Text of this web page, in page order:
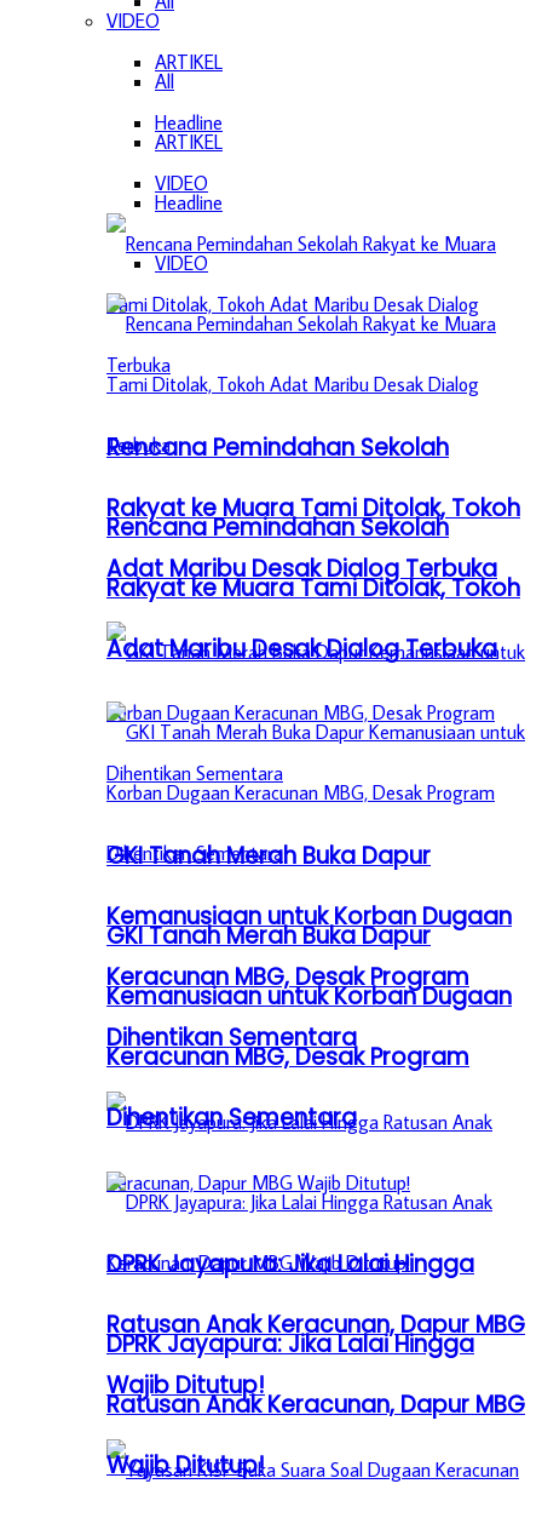
ARTIKEL
Headline
VIDEO
Rencana Pemindahan Sekolah
Rakyat ke Muara Tami Ditolak, Tokoh
Adat Maribu Desak Dialog Terbuka
GKI Tanah Merah Buka Dapur
Kemanusiaan untuk Korban Dugaan
Keracunan MBG, Desak Program
Dihentikan Sementara
DPRK Jayapura: Jika Lalai Hingga
Ratusan Anak Keracunan, Dapur MBG
Wajib Ditutup!
VIDEO
All
ARTIKEL
Headline
VIDEO
Rencana Pemindahan Sekolah
Rakyat ke Muara Tami Ditolak, Tokoh
Adat Maribu Desak Dialog Terbuka
GKI Tanah Merah Buka Dapur
Kemanusiaan untuk Korban Dugaan
Keracunan MBG, Desak Program
Dihentikan Sementara
DPRK Jayapura: Jika Lalai Hingga
Ratusan Anak Keracunan, Dapur MBG
Wajib Ditutup!